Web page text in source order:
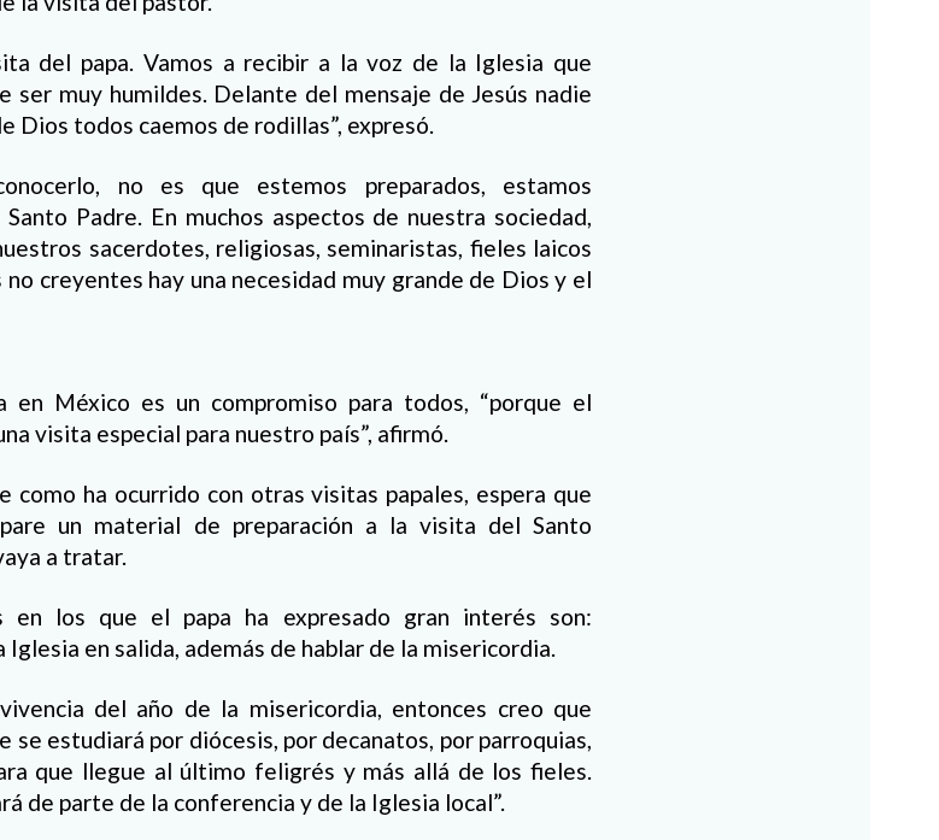
del papa. Vamos a recibir a la voz de la Iglesia que
ser muy humildes. Delante del mensaje de Jesús nadie
Dios todos caemos de rodillas”, expresó.
no es que estemos preparados, estamos
Padre. En muchos aspectos de nuestra sociedad,
sacerdotes, religiosas, seminaristas, fieles laicos
creyentes hay una necesidad muy grande de Dios y el
México es un compromiso para todos, “porque el
visita especial para nuestro país”, afirmó.
como ha ocurrido con otras visitas papales, espera que
un material de preparación a la visita del Santo
a tratar.
en los que el papa ha expresado gran interés son:
en salida, además de hablar de la misericordia.
del año de la misericordia, entonces creo que
se estudiará por diócesis, por decanatos, por parroquias,
que llegue al último feligrés y más allá de los fieles.
de parte de la conferencia y de la Iglesia local”.